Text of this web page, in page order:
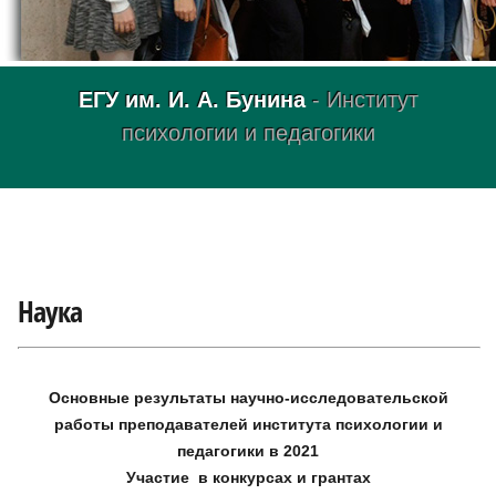
ЕГУ им. И. А. Бунина- Институт
психологии и педагогики
Наука
Основные результаты научно-исследовательской
работы преподавателей института психологии и
педагогики в 2021
Участие в конкурсах и грантах